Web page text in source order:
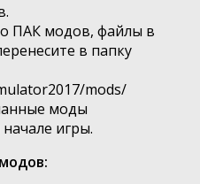
ПАК модов, файлы в
в папку
mods/
моды
игры.